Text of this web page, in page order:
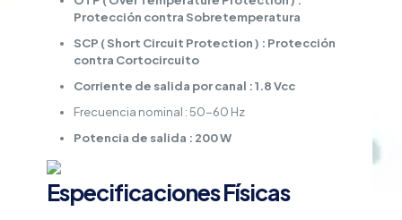
Protección contra Sobretemperatura
SCP ( Short Circuit Protection ) : Protección
contra Cortocircuito
Corriente de salida por canal : 1.8 Vcc
Frecuencia nominal : 50-60 Hz
Potencia de salida : 200 W
Especificaciones Físicas